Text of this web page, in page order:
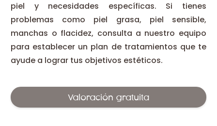
piel y necesidades específicas. Si tienes
problemas como piel grasa, piel sensible,
manchas o flacidez, consulta a nuestro equipo
para establecer un plan de tratamientos que te
ayude a lograr tus objetivos estéticos.
Valoración gratuita